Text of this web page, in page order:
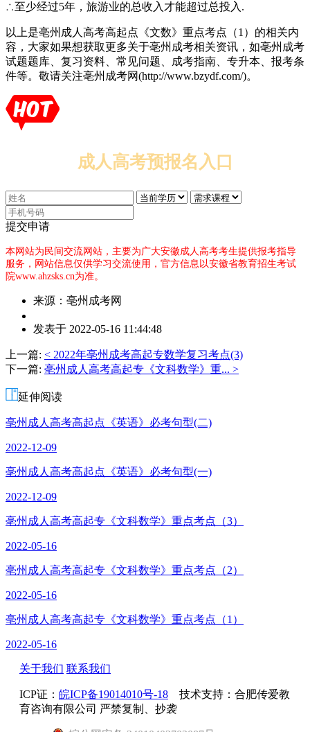
∴至少经过5年，旅游业的总收入才能超过总投入.
以上是亳州成人高考高起点《文数》重点考点（1）的相关内
容，大家如果想获取更多关于亳州成考相关资讯，如亳州成考
试题题库、复习资料、常见问题、成考指南、专升本、报考条
件等。敬请关注亳州成考网(http://www.bzydf.com/)。
成人高考预报名入口
提交申请
本网站为民间交流网站，主要为广大安徽成人高考考生提供报考指导
服务，网站信息仅供学习交流使用，官方信息以安徽省教育招生考试
院www.ahzsks.cn为准。
来源：亳州成考网
者：
老
师
发表于 2022-05-16 11:44:48
上一篇: < 2022年亳州成考高起专数学复习考点(3)
下一篇: 亳州成人高考高起专《文科数学》重... >
延伸阅读
亳州成人高考高起点《英语》必考句型(二)
2022-12-09
亳州成人高考高起点《英语》必考句型(一)
2022-12-09
亳州成人高考高起专《文科数学》重点考点（3）
2022-05-16
亳州成人高考高起专《文科数学》重点考点（2）
2022-05-16
亳州成人高考高起专《文科数学》重点考点（1）
2022-05-16
关于我们 联系我们
ICP证： 皖ICP备19014010号-18 技术支持：合肥传爱教
育咨询有限公司 严禁复制、抄袭